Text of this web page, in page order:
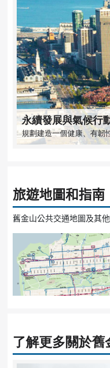
永續發展與氣候行
規劃建造一個健康、有韌
旅遊地圖和指南
舊金山公共交通地圖及其
了解更多關於